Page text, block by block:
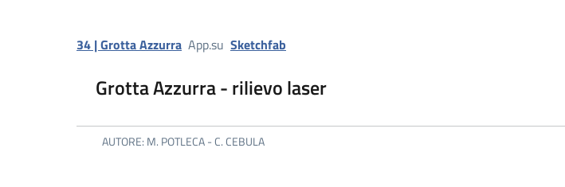
34 | Grotta Azzurra App.su Sketchfab
Grotta Azzurra - rilievo laser
AUTORE: M. POTLECA - C. CEBULA